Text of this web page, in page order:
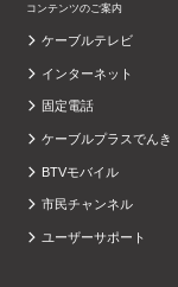
コンテンツのご案内
ケーブルテレビ
インターネット
固定電話
ケーブルプラスでんき
BTVモバイル
市民チャンネル
ユーザーサポート